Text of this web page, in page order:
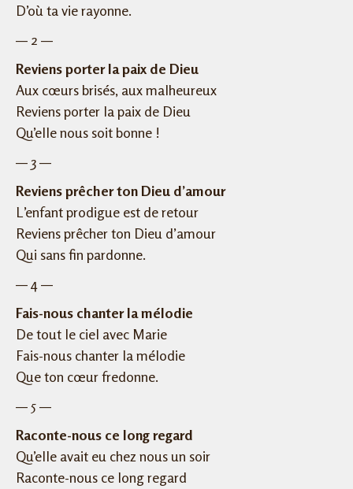
D’où ta vie rayonne.
— 2 —
Reviens porter la paix de Dieu
Aux cœurs brisés, aux malheureux
Reviens porter la paix de Dieu
Qu’elle nous soit bonne !
— 3 —
Reviens prêcher ton Dieu d’amour
L’enfant prodigue est de retour
Reviens prêcher ton Dieu d’amour
Qui sans fin pardonne.
— 4 —
Fais-nous chanter la mélodie
De tout le ciel avec Marie
Fais-nous chanter la mélodie
Que ton cœur fredonne.
— 5 —
Raconte-nous ce long regard
Qu’elle avait eu chez nous un soir
Raconte-nous ce long regard